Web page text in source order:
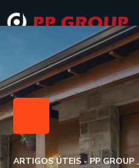
ARTIGOS ÚTEIS - PP GROUP